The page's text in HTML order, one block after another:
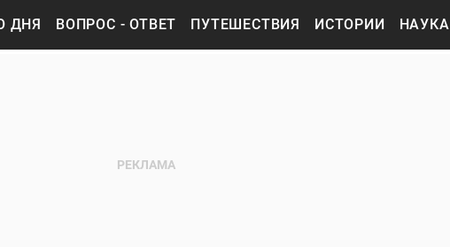
ДНЯ ВОПРОС - ОТВЕТ ПУТЕШЕСТВИЯ ИСТОРИИ НАУКА